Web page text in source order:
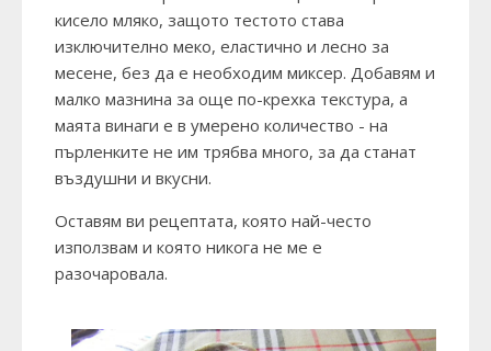
кисело мляко, защото тестото става
изключително меко, еластично и лесно за
месене, без да е необходим миксер. Добавям и
малко мазнина за още по-крехка текстура, а
маята винаги е в умерено количество - на
пърленките не им трябва много, за да станат
въздушни и вкусни.
Оставям ви рецептата, която най-често
използвам и която никога не ме е
разочаровала.